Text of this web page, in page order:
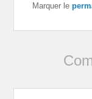
Marquer le